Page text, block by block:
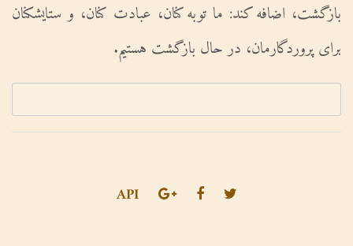
بازگشت، اضافه کند: ما توبه کنان، عبادت کنان، و ستایشکنان
براى پروردگارمان، در حال بازگشت هستیم.
API